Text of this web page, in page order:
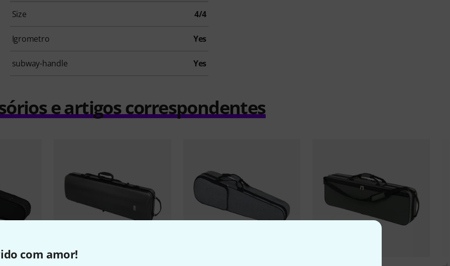
com amor!
Size 4/4
Igrometro Yes
subway-handle Yes
e artigos correspondentes